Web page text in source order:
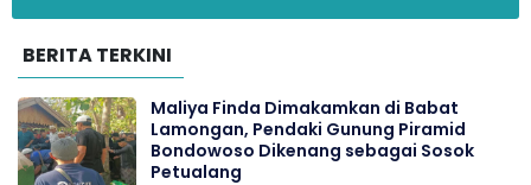
BERITA TERKINI
Maliya Finda Dimakamkan di Babat
Lamongan, Pendaki Gunung Piramid
Bondowoso Dikenang sebagai Sosok
Petualang